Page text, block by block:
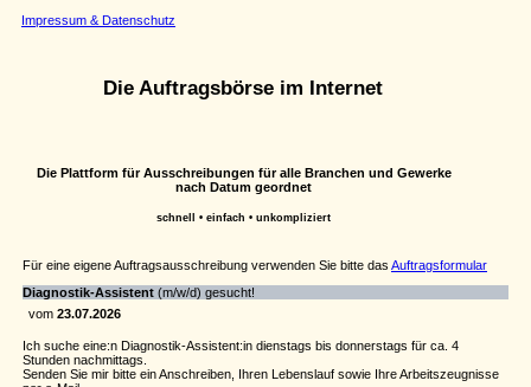
Impressum & Datenschutz
Die Auftragsbörse im Internet
Die Plattform für Ausschreibungen für alle Branchen und Gewerke
nach Datum geordnet
schnell • einfach • unkompliziert
Für eine eigene Auftragsausschreibung verwenden Sie bitte das Auftragsformular
Diagnostik-Assistent (m/w/d) gesucht!
vom 23.07.2026
Ich suche eine:n Diagnostik-Assistent:in dienstags bis donnerstags für ca. 4
Stunden nachmittags.
Senden Sie mir bitte ein Anschreiben, Ihren Lebenslauf sowie Ihre Arbeitszeugnisse